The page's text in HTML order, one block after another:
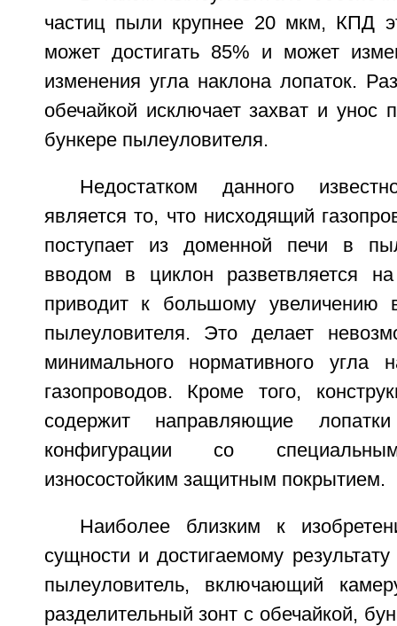
частиц пыли крупнее 20 мкм, КПД
может достигать 85% и может
изменения угла наклона лопаток.
обечайкой исключает захват и унос
бункере пылеуловителя.
Недостатком данного
является то, что нисходящий
поступает из доменной печи в
вводом в циклон разветвляется
приводит к большому увеличению
пылеуловителя. Это делает
минимального нормативного угла
газопроводов. Кроме того,
содержит направляющие
конфигурации со
износостойким защитным покрытием.
Наиболее близким к
сущности и достигаемому
пылеуловитель, включающий
разделительный зонт с обечайкой,